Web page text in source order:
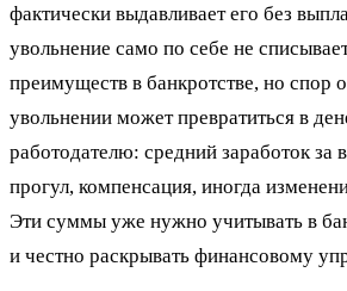
фактически выдавливает его без
увольнение само по себе не
преимуществ в банкротстве, но спор
увольнении может превратиться в
работодателю: средний заработок
прогул, компенсация, иногда
Эти суммы уже нужно учитывать в
и честно раскрывать финансовому